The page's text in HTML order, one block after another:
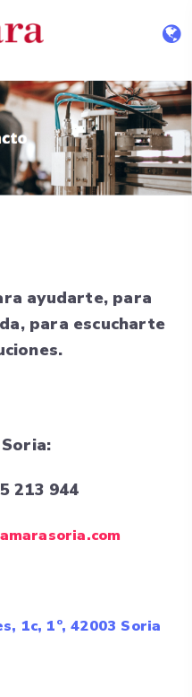
ayudarte, para
para escucharte
213 944
1c, 1º, 42003 Soria